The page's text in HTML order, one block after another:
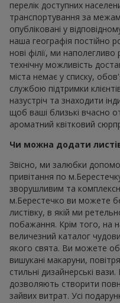
перелік доступних
транспортування за
опубліковані у
наша географія постійно
нові філії, ми
технічну можливість
міста немає у списку,
службою підтримки
назустріч та знаходити
щоб ваші близькі вчасно
ароматний квітковий
Чи можна додати
Звісно, ми залюбки
привітання по
зворушливим та
м.Берестечко ви можете
листівку, в якій ми
побажання. Крім того, на
величезний каталог
якого свята. Ви можете
вишукані макаруни,
стильні дизайнерські
дозволяють створити
зайвих витрат. Усі